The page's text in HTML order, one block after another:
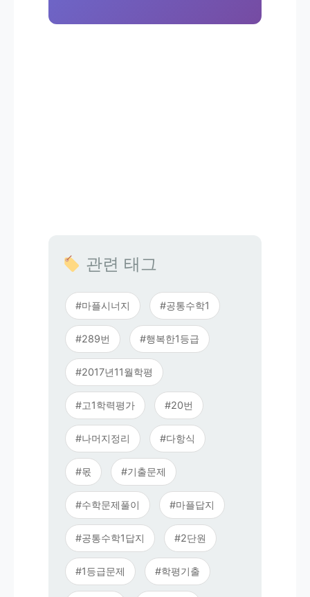
관련 태그
#마플시너지 #공통수학1
#289번 #행복한1등급
#2017년11월학평
#고1학력평가 #20번
#나머지정리 #다항식
#몫 #기출문제
#수학문제풀이 #마플답지
#공통수학1답지 #2단원
#1등급문제 #학평기출